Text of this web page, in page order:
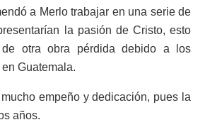
a Merlo trabajar en una serie de
la pasión de Cristo, esto
de otra obra pérdida debido a los
Guatemala.
empeño y dedicación, pues la
años.